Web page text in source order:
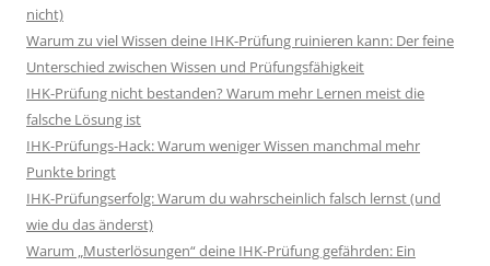
nicht)
Warum zu viel Wissen deine IHK-Prüfung ruinieren kann: Der feine
Unterschied zwischen Wissen und Prüfungsfähigkeit
IHK-Prüfung nicht bestanden? Warum mehr Lernen meist die
falsche Lösung ist
IHK-Prüfungs-Hack: Warum weniger Wissen manchmal mehr
Punkte bringt
IHK-Prüfungserfolg: Warum du wahrscheinlich falsch lernst (und
wie du das änderst)
Warum „Musterlösungen“ deine IHK-Prüfung gefährden: Ein